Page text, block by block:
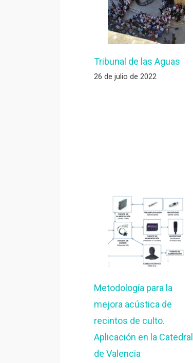
Tribunal de las Aguas
26 de julio de 2022
Metodología para la
mejora acústica de
recintos de culto.
Aplicación en la Catedral
de Valencia